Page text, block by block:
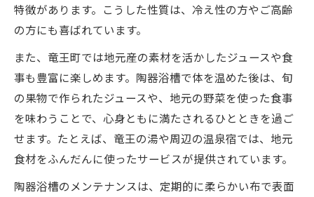
特徴があります。こうした性質は、冷え性の方やご高齢
の方にも喜ばれています。
また、竜王町では地元産の素材を活かしたジュースや食
事も豊富に楽しめます。陶器浴槽で体を温めた後は、旬
の果物で作られたジュースや、地元の野菜を使った食事
を味わうことで、心身ともに満たされるひとときを過ご
せます。たとえば、竜王の湯や周辺の温泉宿では、地元
食材をふんだんに使ったサービスが提供されています。
陶器浴槽のメンテナンスは、定期的に柔らかい布で表面